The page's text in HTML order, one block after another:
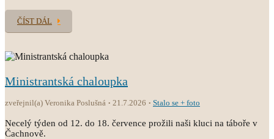
ČÍST DÁL
Ministrantská chaloupka
zveřejnil(a) Veronika Poslušná 21.7.2026 Stalo se + foto
Necelý týden od 12. do 18. července prožili naši kluci na táboře v
Čachnově.